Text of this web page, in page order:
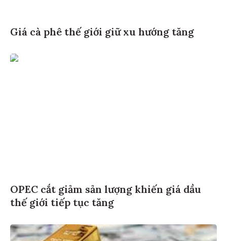
Giá cà phê thế giới giữ xu hướng tăng
OPEC cắt giảm sản lượng khiến giá dầu
thế giới tiếp tục tăng